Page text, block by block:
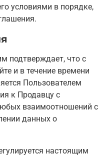
условиями в порядке,
подтверждает, что с
и в течение времени
Пользователем
к Продавцу с
взаимоотношений с
данных о
настоящим